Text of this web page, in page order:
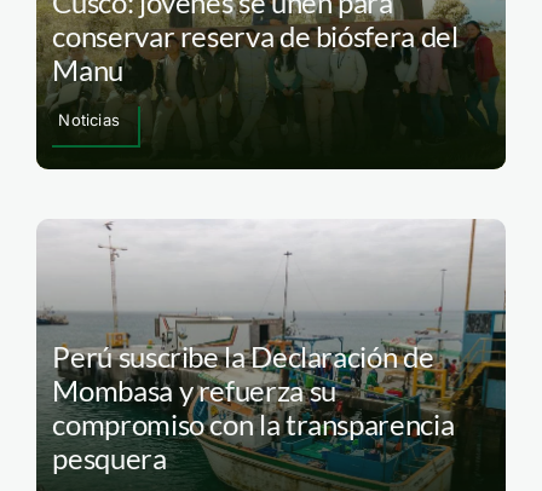
conservar reserva de biósfera del
Manu
Noticias
Perú suscribe la Declaración de
Mombasa y refuerza su
compromiso con la transparencia
pesquera